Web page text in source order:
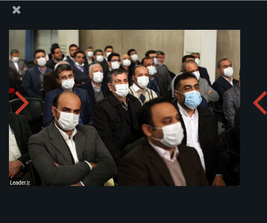
Встреча с производителями, предпринимателями и
активистами-новаторами
Скачать альбом: